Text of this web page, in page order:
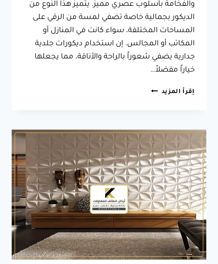
والفخامة بأسلوب عصري مميز. يتميز هذا النوع من
الديكور بجمالية خاصة تضفي لمسة من الرقي على
المساحات المختلفة، سواء كانت في المنازل أو
المكاتب أو المجالس. إن استخدام ديكورات جلدية
جدارية يضفي شعوراً بالراحة والأناقة، مما يجعلها
خياراً مفضلاً…
إقرأ المزيد ديكور
ابداع
في
التصميم
مع
ديكور
جدران
جلد
الطائف